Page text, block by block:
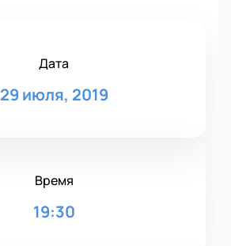
Дата
29 июля, 2019
Время
19:30